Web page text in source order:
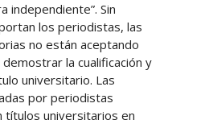
independiente”. Sin
los periodistas, las
no están aceptando
la cualificación y
universitario. Las
por periodistas
títulos universitarios en